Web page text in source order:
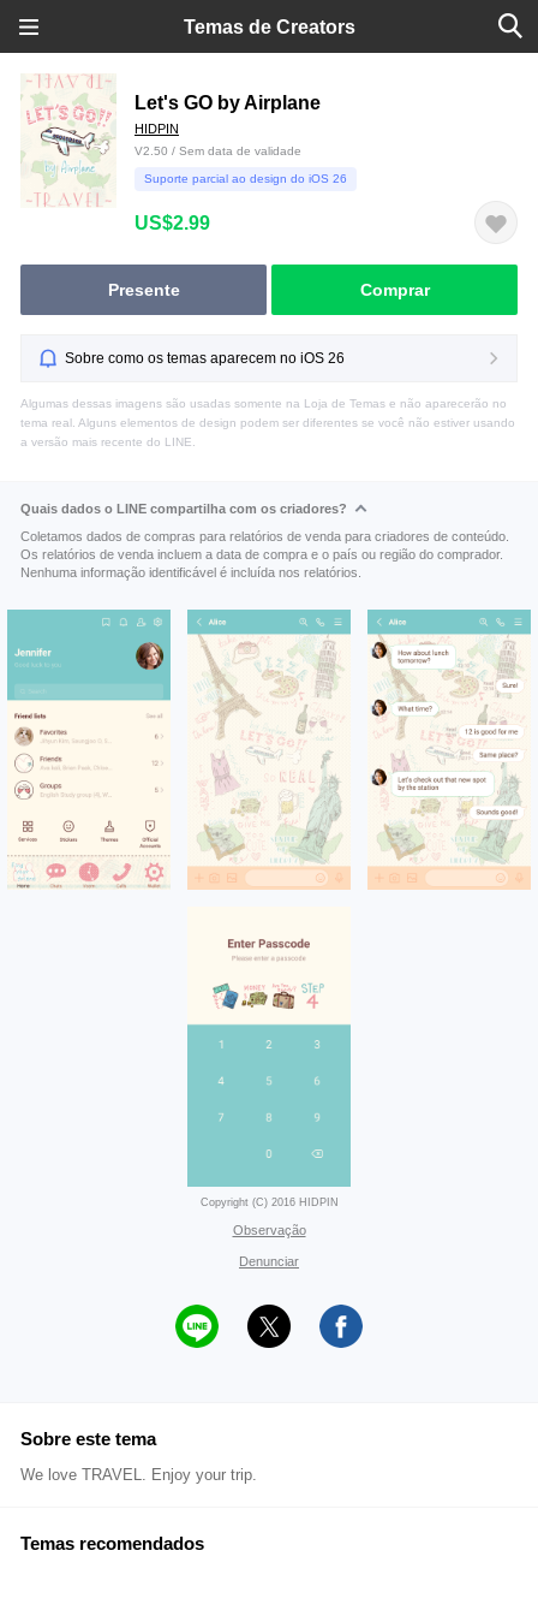
Temas de Creators
Let's GO by Airplane
HIDPIN
V2.50 / Sem data de validade
Suporte parcial ao design do iOS 26
US$2.99
Presente Comprar
Sobre como os temas aparecem no iOS 26
Algumas dessas imagens são usadas somente na Loja de Temas e não aparecerão no
tema real. Alguns elementos de design podem ser diferentes se você não estiver usando
a versão mais recente do LINE.
Quais dados o LINE compartilha com os criadores?
Coletamos dados de compras para relatórios de venda para criadores de conteúdo.
Os relatórios de venda incluem a data de compra e o país ou região do comprador.
Nenhuma informação identificável é incluída nos relatórios.
Copyright (C) 2016 HIDPIN
Observação
Denunciar
Sobre este tema
We love TRAVEL. Enjoy your trip.
Temas recomendados